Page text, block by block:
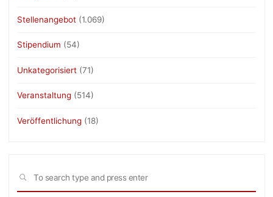
Stellenangebot (1.069)
Stipendium (54)
Unkategorisiert (71)
Veranstaltung (514)
Veröffentlichung (18)
SEARCH